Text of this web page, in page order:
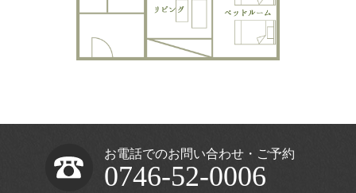
お電話でのお問い合わせ・ご予約
0746-52-0006